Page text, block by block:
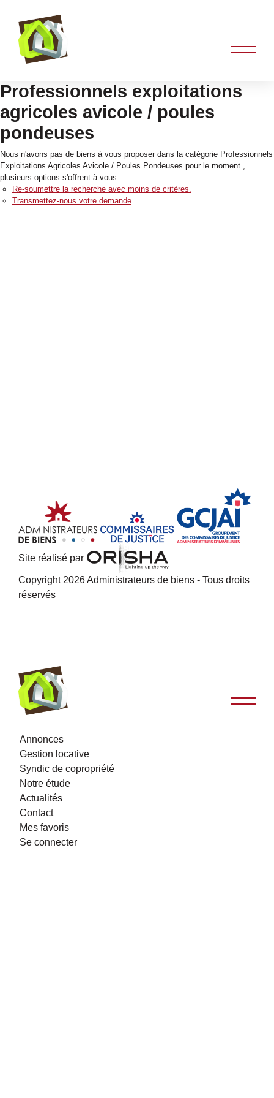
Professionnels exploitations
agricoles avicole / poules
pondeuses
Nous n'avons pas de biens à vous proposer dans la catégorie Professionnels
Exploitations Agricoles Avicole / Poules Pondeuses pour le moment ,
plusieurs options s'offrent à vous :
Re-soumettre la recherche avec moins de critères.
Transmettez-nous votre demande
Site réalisé par
Copyright 2026 Administrateurs de biens - Tous droits
réservés
Annonces
Gestion locative
Syndic de copropriété
Notre étude
Actualités
Contact
Mes favoris
Se connecter